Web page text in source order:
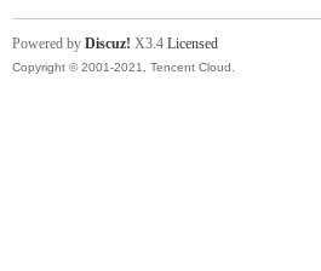
Powered by Discuz! X3.4 Licensed
Copyright © 2001-2021, Tencent Cloud.